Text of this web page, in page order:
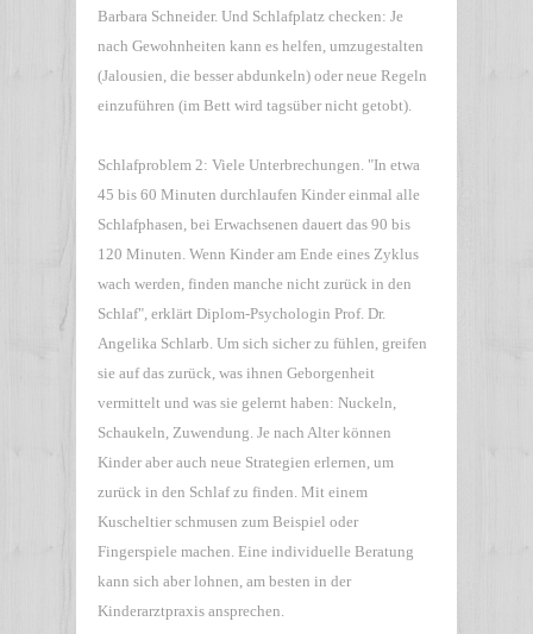
Barbara Schneider. Und Schlafplatz checken: Je
nach Gewohnheiten kann es helfen, umzugestalten
(Jalousien, die besser abdunkeln) oder neue Regeln
einzuführen (im Bett wird tagsüber nicht getobt).
Schlafproblem 2: Viele Unterbrechungen. "In etwa
45 bis 60 Minuten durchlaufen Kinder einmal alle
Schlafphasen, bei Erwachsenen dauert das 90 bis
120 Minuten. Wenn Kinder am Ende eines Zyklus
wach werden, finden manche nicht zurück in den
Schlaf", erklärt Diplom-Psychologin Prof. Dr.
Angelika Schlarb. Um sich sicher zu fühlen, greifen
sie auf das zurück, was ihnen Geborgenheit
vermittelt und was sie gelernt haben: Nuckeln,
Schaukeln, Zuwendung. Je nach Alter können
Kinder aber auch neue Strategien erlernen, um
zurück in den Schlaf zu finden. Mit einem
Kuscheltier schmusen zum Beispiel oder
Fingerspiele machen. Eine individuelle Beratung
kann sich aber lohnen, am besten in der
Kinderarztpraxis ansprechen.